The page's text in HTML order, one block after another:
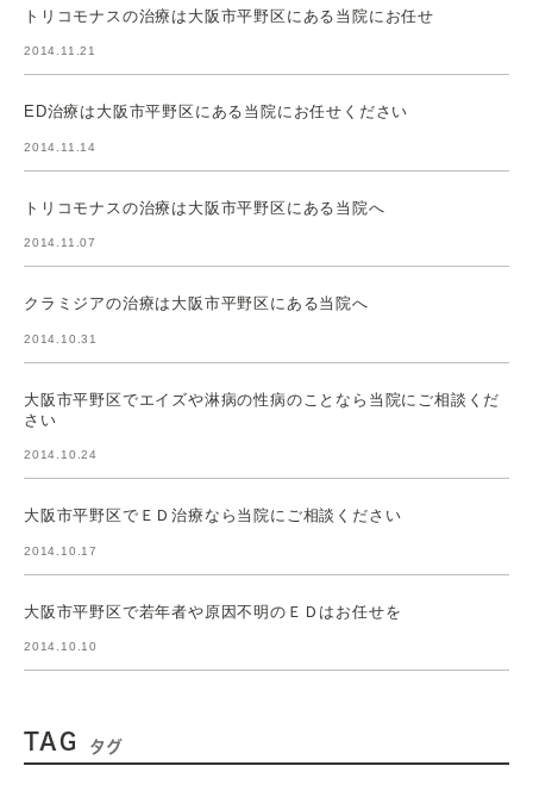
トリコモナスの治療は大阪市平野区にある当院にお任せ
2014.11.21
ED治療は大阪市平野区にある当院にお任せください
2014.11.14
トリコモナスの治療は大阪市平野区にある当院へ
2014.11.07
クラミジアの治療は大阪市平野区にある当院へ
2014.10.31
大阪市平野区でエイズや淋病の性病のことなら当院にご相談くだ
さい
2014.10.24
大阪市平野区でＥＤ治療なら当院にご相談ください
2014.10.17
大阪市平野区で若年者や原因不明のＥＤはお任せを
2014.10.10
TAG タグ